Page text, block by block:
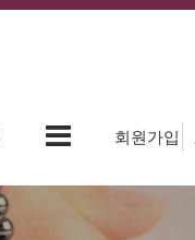
회원가입